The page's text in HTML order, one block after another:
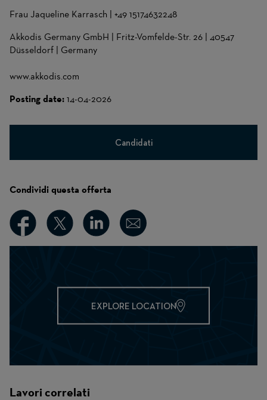
Frau Jaqueline Karrasch | +49 15174632248
Akkodis Germany GmbH | Fritz-Vomfelde-Str. 26 | 40547
Düsseldorf | Germany
www.akkodis.com
Posting date: 14-04-2026
Candidati
Condividi questa offerta
EXPLORE LOCATION
Lavori correlati